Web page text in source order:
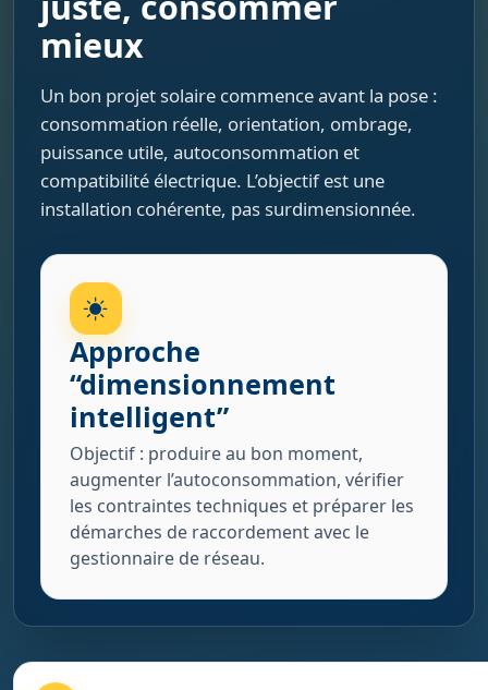
mieux
Un bon projet solaire commence avant la pose :
consommation réelle, orientation, ombrage,
puissance utile, autoconsommation et
compatibilité électrique. L’objectif est une
installation cohérente, pas surdimensionnée.
Approche
“dimensionnement
intelligent”
Objectif : produire au bon moment,
augmenter l’autoconsommation, vérifier
les contraintes techniques et préparer les
démarches de raccordement avec le
gestionnaire de réseau.